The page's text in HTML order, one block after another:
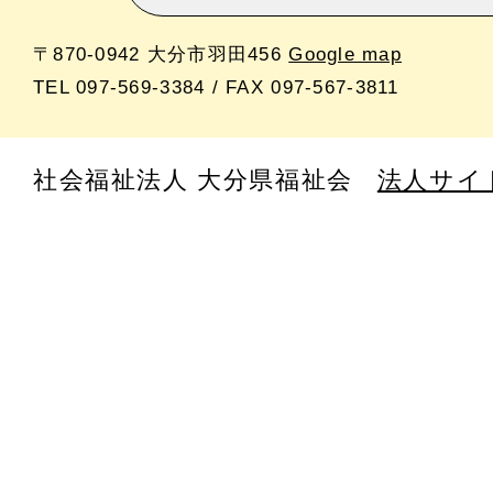
〒870-0942 大分市羽田456Google map
TEL 097-569-3384 / FAX 097-567-3811
社会福祉法人 大分県福祉会 法人サイ